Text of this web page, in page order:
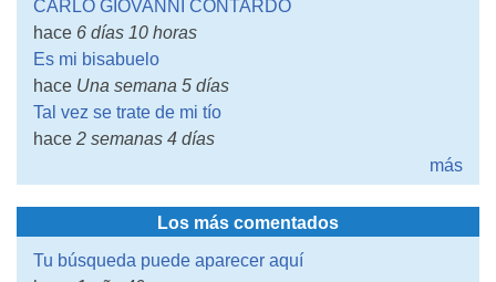
CARLO GIOVANNI CONTARDO
hace 6 días 10 horas
Es mi bisabuelo
hace Una semana 5 días
Tal vez se trate de mi tío
hace 2 semanas 4 días
más
Los más comentados
Tu búsqueda puede aparecer aquí